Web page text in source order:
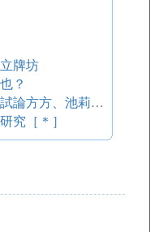
牌坊
？
非女性寫作的兩種范本 ——試論方方、池莉小說創作藝術個性的分野
究［＊］